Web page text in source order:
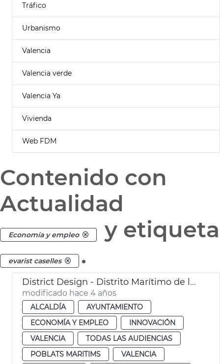
Tráfico
Urbanismo
Valencia
Valencia verde
Valencia Ya
Vivienda
Web FDM
Contenido con
Actualidad
Economía y empleo y etiqueta
evarist caselles .
District Design - Distrito Marítimo de la Innovación y la Creatividad
modificado hace 4 años
ALCALDÍA
AYUNTAMIENTO
ECONOMÍA Y EMPLEO
INNOVACIÓN
VALENCIA
TODAS LAS AUDIENCIAS
POBLATS MARITIMS
VALENCIA